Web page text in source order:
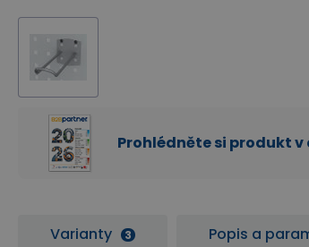
Prohlédněte si produkt
Varianty 3 Popis a